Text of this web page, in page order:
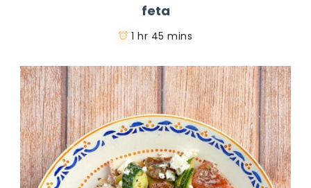
feta
1 hr 45 mins